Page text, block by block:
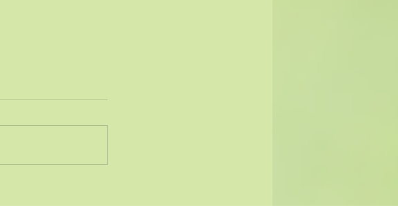
ーチする」カイロプラクティ